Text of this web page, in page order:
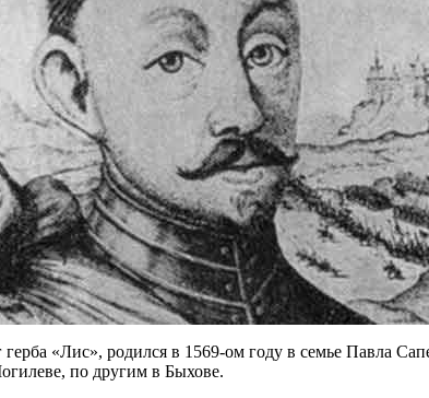
«Лис», родился в 1569-ом году в семье Павла
по другим в Быхове.